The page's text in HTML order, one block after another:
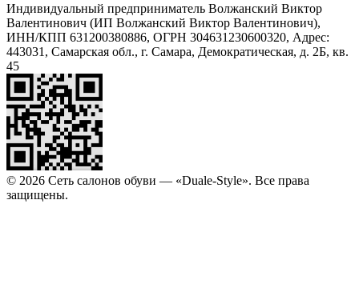
Индивидуальный предприниматель Волжанский Виктор
Валентинович (ИП Волжанский Виктор Валентинович),
ИНН/КПП 631200380886, ОГРН 304631230600320, Адрес:
443031, Самарская обл., г. Самара, Демократическая, д. 2Б, кв.
45
© 2026 Сеть салонов обуви — «Duale-Style». Все права
защищены.